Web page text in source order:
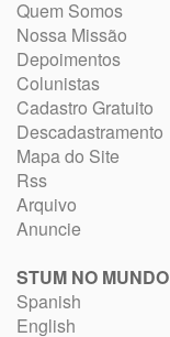
Quem Somos
Nossa Missão
Depoimentos
Colunistas
Cadastro Gratuito
Descadastramento
Mapa do Site
Rss
Arquivo
Anuncie
STUM NO MUNDO
Spanish
English